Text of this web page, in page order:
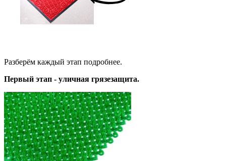
Разберём каждый этап подробнее.
Первый этап - уличная грязезащита.